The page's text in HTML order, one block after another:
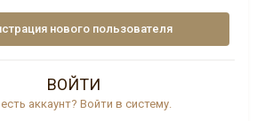
нового пользователя
ВОЙТИ
аккаунт? Войти в систему.